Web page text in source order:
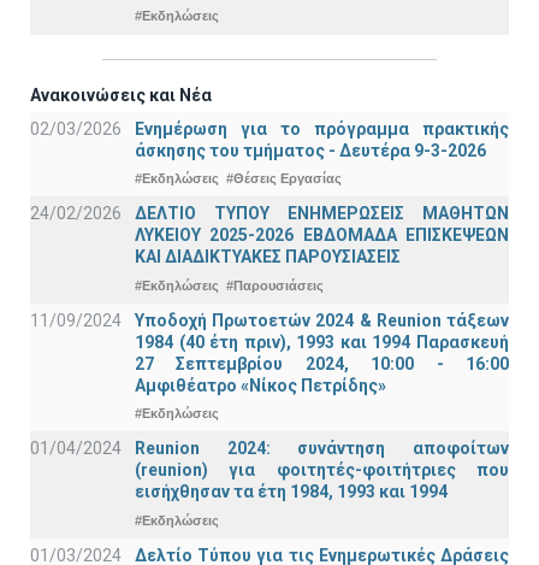
#Εκδηλώσεις
Ανακοινώσεις και Νέα
02/03/2026
Ενημέρωση για το πρόγραμμα πρακτικής
άσκησης του τμήματος - Δευτέρα 9-3-2026
#Εκδηλώσεις #Θέσεις Εργασίας
24/02/2026
ΔΕΛΤΙΟ ΤΥΠΟΥ ΕΝΗΜΕΡΩΣΕΙΣ ΜΑΘΗΤΩΝ
ΛΥΚΕΙΟΥ 2025-2026 ΕΒΔΟΜΑΔΑ ΕΠΙΣΚΕΨΕΩΝ
ΚΑΙ ΔΙΑΔΙΚΤΥΑΚΕΣ ΠΑΡΟΥΣΙΑΣΕΙΣ
#Εκδηλώσεις #Παρουσιάσεις
11/09/2024
Υποδοχή Πρωτοετών 2024 & Reunion τάξεων
1984 (40 έτη πριν), 1993 και 1994 Παρασκευή
27 Σεπτεμβρίου 2024, 10:00 - 16:00
Αμφιθέατρο «Νίκος Πετρίδης»
#Εκδηλώσεις
01/04/2024
Reunion 2024: συνάντηση αποφοίτων
(reunion) για φοιτητές-φοιτήτριες που
εισήχθησαν τα έτη 1984, 1993 και 1994
#Εκδηλώσεις
01/03/2024
Δελτίο Τύπου για τις Ενημερωτικές Δράσεις